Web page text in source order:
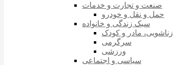
صنعت و تجارت و خدمات
حمل و نقل و خودرو
سبک زندگی و خانواده
زناشویی، مادر و کودک
سرگرمی
ورزشی
سیاسی و اجتماعی